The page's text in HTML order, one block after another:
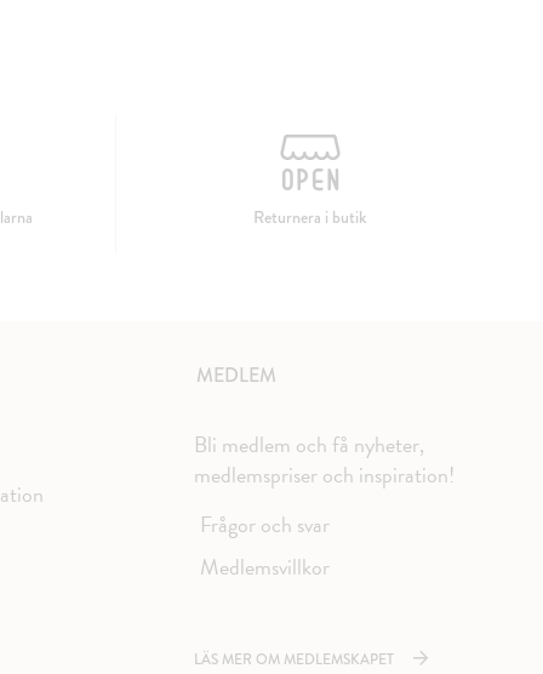
Returnera i butik
MEDLEM
Bli medlem och få nyheter,
medlemspriser och inspiration!
Frågor och svar
Medlemsvillkor
LÄS MER OM MEDLEMSKAPET